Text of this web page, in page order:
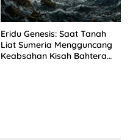
Eridu Genesis: Saat Tanah
Liat Sumeria Mengguncang
Keabsahan Kisah Bahtera